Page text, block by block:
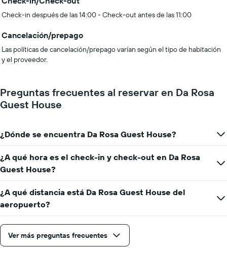
Check-in después de las 14:00 - Check-out antes de las 11:00
Cancelación/prepago
Las políticas de cancelación/prepago varían según el tipo de habitación
y el proveedor.
Preguntas frecuentes al reservar en Da Rosa
Guest House
¿Dónde se encuentra Da Rosa Guest House?
¿A qué hora es el check-in y check-out en Da Rosa
Guest House?
¿A qué distancia está Da Rosa Guest House del
aeropuerto?
Ver más preguntas frecuentes